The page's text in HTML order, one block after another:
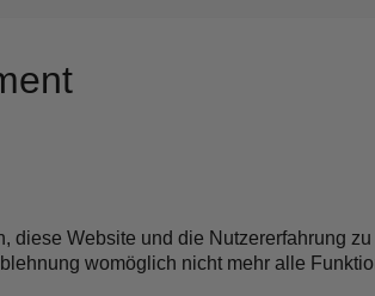
diese Website und die Nutzererfahrung
womöglich nicht mehr alle